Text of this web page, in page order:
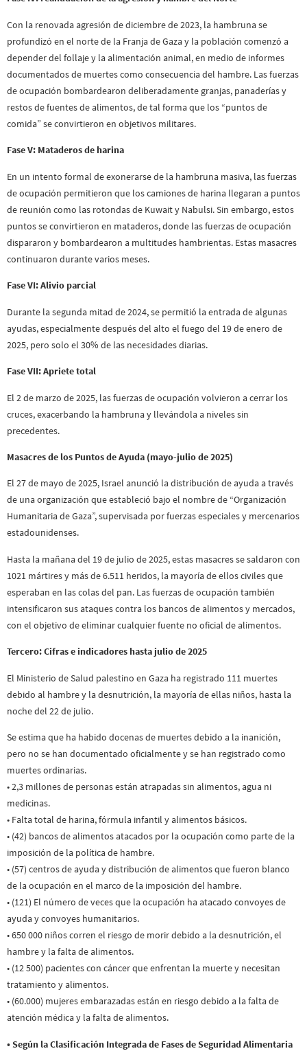
Con la renovada agresión de diciembre de 2023, la hambruna se
profundizó en el norte de la Franja de Gaza y la población comenzó a
depender del follaje y la alimentación animal, en medio de informes
documentados de muertes como consecuencia del hambre. Las fuerzas
de ocupación bombardearon deliberadamente granjas, panaderías y
restos de fuentes de alimentos, de tal forma que los “puntos de
comida” se convirtieron en objetivos militares.
Fase V: Mataderos de harina
En un intento formal de exonerarse de la hambruna masiva, las fuerzas
de ocupación permitieron que los camiones de harina llegaran a puntos
de reunión como las rotondas de Kuwait y Nabulsi. Sin embargo, estos
puntos se convirtieron en mataderos, donde las fuerzas de ocupación
dispararon y bombardearon a multitudes hambrientas. Estas masacres
continuaron durante varios meses.
Fase VI: Alivio parcial
Durante la segunda mitad de 2024, se permitió la entrada de algunas
ayudas, especialmente después del alto el fuego del 19 de enero de
2025, pero solo el 30% de las necesidades diarias.
Fase VII: Apriete total
El 2 de marzo de 2025, las fuerzas de ocupación volvieron a cerrar los
cruces, exacerbando la hambruna y llevándola a niveles sin
precedentes.
Masacres de los Puntos de Ayuda (mayo-julio de 2025)
El 27 de mayo de 2025, Israel anunció la distribución de ayuda a través
de una organización que estableció bajo el nombre de “Organización
Humanitaria de Gaza”, supervisada por fuerzas especiales y mercenarios
estadounidenses.
Hasta la mañana del 19 de julio de 2025, estas masacres se saldaron con
1021 mártires y más de 6.511 heridos, la mayoría de ellos civiles que
esperaban en las colas del pan. Las fuerzas de ocupación también
intensificaron sus ataques contra los bancos de alimentos y mercados,
con el objetivo de eliminar cualquier fuente no oficial de alimentos.
Tercero: Cifras e indicadores hasta julio de 2025
El Ministerio de Salud palestino en Gaza ha registrado 111 muertes
debido al hambre y la desnutrición, la mayoría de ellas niños, hasta la
noche del 22 de julio.
Se estima que ha habido docenas de muertes debido a la inanición,
pero no se han documentado oficialmente y se han registrado como
muertes ordinarias.
• 2,3 millones de personas están atrapadas sin alimentos, agua ni
medicinas.
• Falta total de harina, fórmula infantil y alimentos básicos.
• (42) bancos de alimentos atacados por la ocupación como parte de la
imposición de la política de hambre.
• (57) centros de ayuda y distribución de alimentos que fueron blanco
de la ocupación en el marco de la imposición del hambre.
• (121) El número de veces que la ocupación ha atacado convoyes de
ayuda y convoyes humanitarios.
• 650 000 niños corren el riesgo de morir debido a la desnutrición, el
hambre y la falta de alimentos.
• (12 500) pacientes con cáncer que enfrentan la muerte y necesitan
tratamiento y alimentos.
• (60.000) mujeres embarazadas están en riesgo debido a la falta de
atención médica y la falta de alimentos.
• Según la Clasificación Integrada de Fases de Seguridad Alimentaria